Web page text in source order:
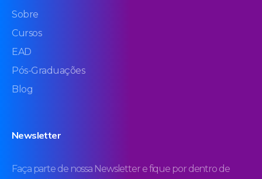
Sobre
Cursos
EAD
Pós-Graduações
Blog
Newsletter
Faça parte de nossa Newsletter e fique por dentro de